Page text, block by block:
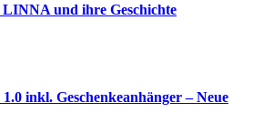
und ihre Geschichte
inkl. Geschenkeanhänger – Neue